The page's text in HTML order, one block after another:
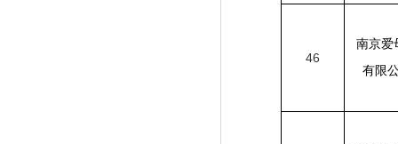
46
南京爱
有限